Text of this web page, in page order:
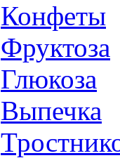
Конфеты
Фруктоза
Глюкоза
Выпечка